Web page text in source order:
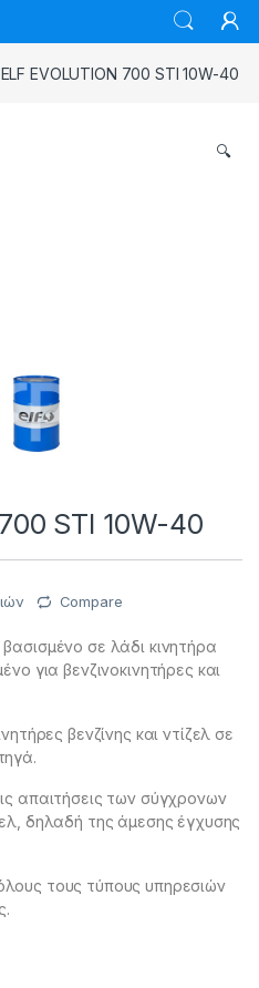
ELF EVOLUTION 700 STI 10W-40
🔍
STI 10W-40
Compare
σε λάδι κινητήρα
για βενζινοκινητήρες και
βενζίνης και ντίζελ σε
απαιτήσεις των σύγχρονων
δηλαδή της άμεσης έγχυσης
τους τύπους υπηρεσιών